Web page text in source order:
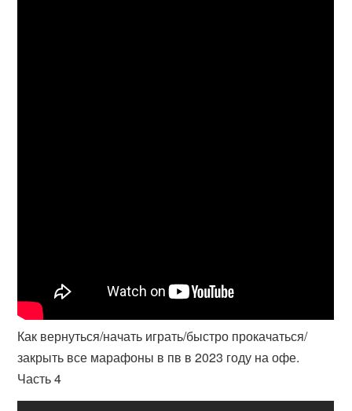
Как вернуться/начать играть/быстро прокачаться/
закрыть все марафоны в пв в 2023 году на офе.
Часть 4